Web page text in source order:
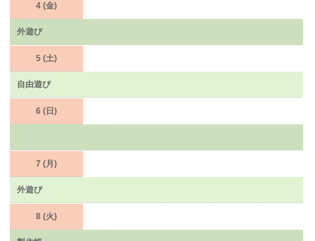
4 (金)
外遊び
5 (土)
自由遊び
6 (日)
7 (月)
外遊び
8 (火)